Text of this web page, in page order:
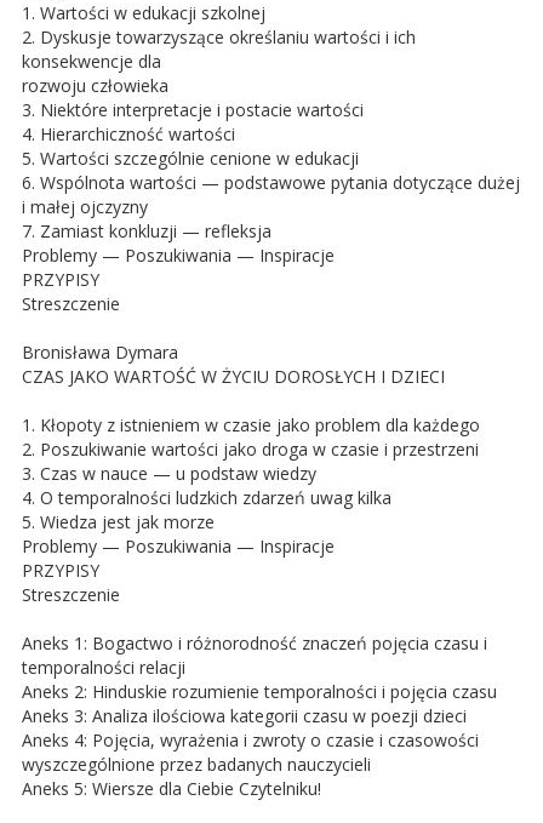
1. Wartości w edukacji szkolnej
2. Dyskusje towarzyszące określaniu wartości i ich
konsekwencje dla
rozwoju człowieka
3. Niektóre interpretacje i postacie wartości
4. Hierarchiczność wartości
5. Wartości szczególnie cenione w edukacji
6. Wspólnota wartości — podstawowe pytania dotyczące dużej
i małej ojczyzny
7. Zamiast konkluzji — refleksja
Problemy — Poszukiwania — Inspiracje
PRZYPISY
Streszczenie
Bronisława Dymara
CZAS JAKO WARTOŚĆ W ŻYCIU DOROSŁYCH I DZIECI
1. Kłopoty z istnieniem w czasie jako problem dla każdego
2. Poszukiwanie wartości jako droga w czasie i przestrzeni
3. Czas w nauce — u podstaw wiedzy
4. O temporalności ludzkich zdarzeń uwag kilka
5. Wiedza jest jak morze
Problemy — Poszukiwania — Inspiracje
PRZYPISY
Streszczenie
Aneks 1: Bogactwo i różnorodność znaczeń pojęcia czasu i
temporalności relacji
Aneks 2: Hinduskie rozumienie temporalności i pojęcia czasu
Aneks 3: Analiza ilościowa kategorii czasu w poezji dzieci
Aneks 4: Pojęcia, wyrażenia i zwroty o czasie i czasowości
wyszczególnione przez badanych nauczycieli
Aneks 5: Wiersze dla Ciebie Czytelniku!